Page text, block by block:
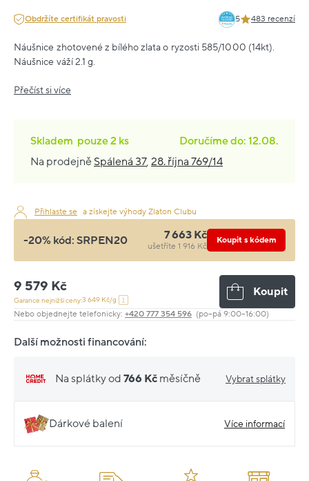
Obdržíte certifikát pravosti 5 483 recenzí
Náušnice zhotovené z bílého zlata o ryzosti 585/1000 (14kt).
Náušnice váží 2.1 g.
Přečíst si více
Skladem pouze2 ks
Doručíme do: 12.08.
Na prodejně Spálená 37, 28. října 769/14
Přihlaste se a získejte výhody Zlaton Clubu
-20% kód: SRPEN20 7 663 Kč
ušetříte 1 916 Kč
Koupit s kódem
9 579 Kč
Garance nejnižší ceny:3 649 Kč/g
Koupit
Nebo objednejte telefonicky: +420 777 354 596 (po–pá 9:00–16:00)
Další možnosti financování:
Na splátky od 766 Kč měsíčně Vybrat splátky
Dárkové balení Více informací